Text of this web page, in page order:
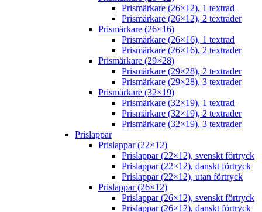
Prismärkare (26×12), 1 textrad
Prismärkare (26×12), 2 textrader
Prismärkare (26×16)
Prismärkare (26×16), 1 textrad
Prismärkare (26×16), 2 textrader
Prismärkare (29×28)
Prismärkare (29×28), 2 textrader
Prismärkare (29×28), 3 textrader
Prismärkare (32×19)
Prismärkare (32×19), 1 textrad
Prismärkare (32×19), 2 textrader
Prismärkare (32×19), 3 textrader
Prislappar
Prislappar (22×12)
Prislappar (22×12), svenskt förtryck
Prislappar (22×12), danskt förtryck
Prislappar (22×12), utan förtryck
Prislappar (26×12)
Prislappar (26×12), svenskt förtryck
Prislappar (26×12), danskt förtryck